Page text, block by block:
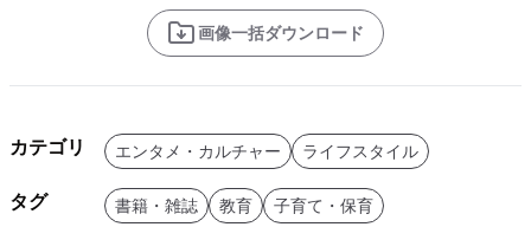
画像一括ダウンロード
カテゴリ エンタメ・カルチャー ライフスタイル
タグ 書籍・雑誌 教育 子育て・保育